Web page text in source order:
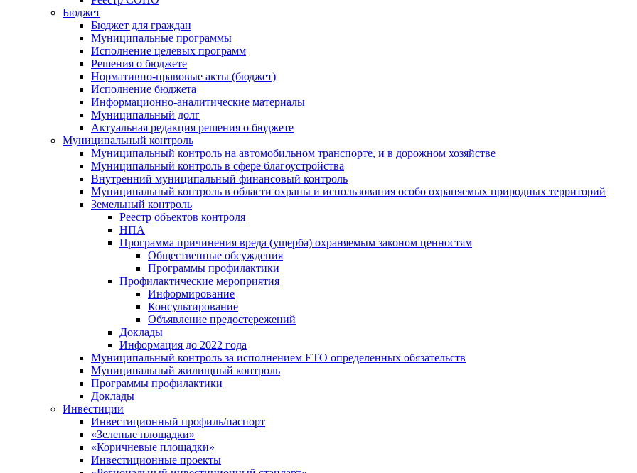
Бюджет
Бюджет для граждан
Муниципальные программы
Исполнение целевых программ
Решения о бюджете
Нормативно-правовые акты (бюджет)
Исполнение бюджета
Информационно-аналитические материалы
Муниципальный долг
Актуальная редакция решения о бюджете
Муниципальный контроль
Муниципальный контроль на автомобильном транспорте, и в дорожном хозяйстве
Муниципальный контроль в сфере благоустройства
Внутренний муниципальный финансовый контроль
Муниципальный контроль в области охраны и использования особо охраняемых природных территорий
Земельный контроль
Реестр объектов контроля
НПА
Программа причинения вреда (ущерба) охраняемым законом ценностям
Общественные обсуждения
Программы профилактики
Профилактические мероприятия
Информирование
Консультирование
Объявление предостережений
Доклады
Информация до 2022 года
Муниципальный контроль за исполнением ЕТО определенных обязательств
Муниципальный жилищный контроль
Программы профилактики
Доклады
Инвестиции
Инвестиционный профиль/паспорт
«Зеленые площадки»
«Коричневые площадки»
Инвестиционные проекты